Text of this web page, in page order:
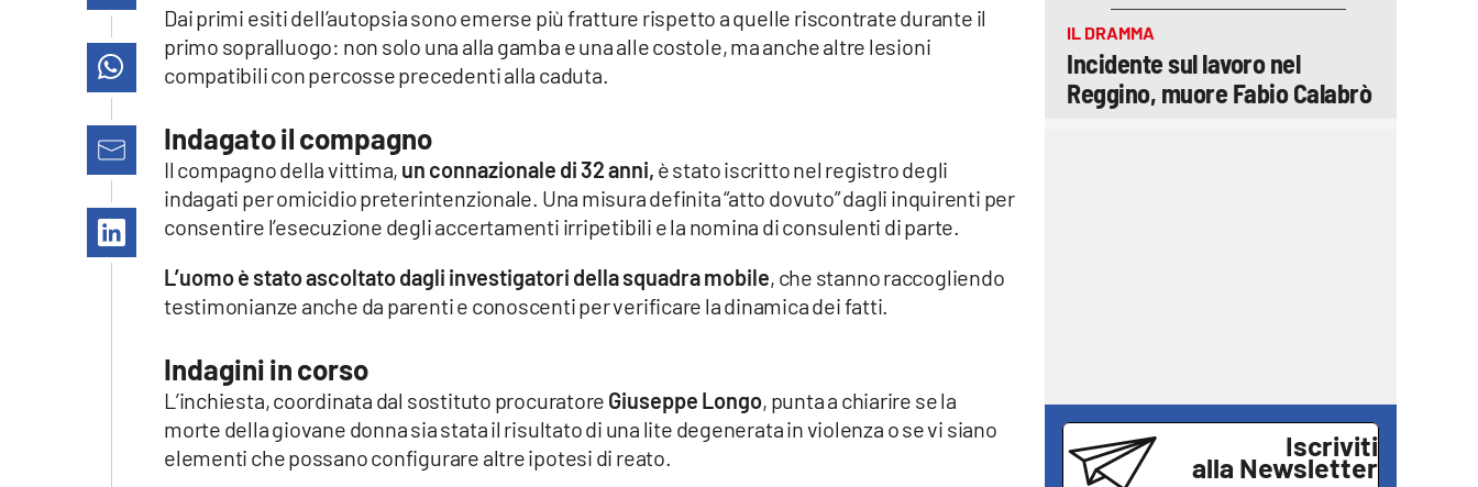
lacapitalenews.it
Dai primi esiti dell’autopsia sono emerse più fratture rispetto a quelle riscontrate durante il
primo sopralluogo: non solo una alla gamba e una alle costole, ma anche altre lesioni
compatibili con percosse precedenti alla caduta.
Indagato il compagno
Il compagno della vittima, un connazionale di 32 anni, è stato iscritto nel registro degli
indagati per omicidio preterintenzionale. Una misura definita “atto dovuto” dagli inquirenti per
consentire l’esecuzione degli accertamenti irripetibili e la nomina di consulenti di parte.
L’uomo è stato ascoltato dagli investigatori della squadra mobile, che stanno raccogliendo
testimonianze anche da parenti e conoscenti per verificare la dinamica dei fatti.
Indagini in corso
L’inchiesta, coordinata dal sostituto procuratore Giuseppe Longo, punta a chiarire se la
morte della giovane donna sia stata il risultato di una lite degenerata in violenza o se vi siano
elementi che possano configurare altre ipotesi di reato.
IL DRAMMA
Incidente sul lavoro nel
Reggino, muore Fabio Calabrò
Iscriviti
alla Newsletter